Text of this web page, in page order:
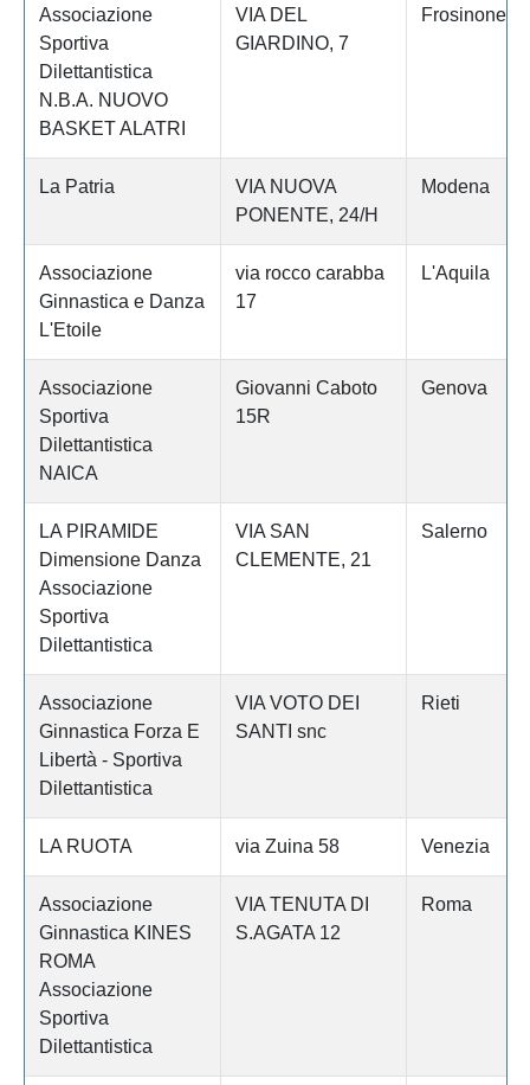
Associazione
Sportiva
Dilettantistica
N.B.A. NUOVO
BASKET ALATRI
VIA DEL
GIARDINO, 7
Frosinone
La Patria
VIA NUOVA
PONENTE, 24/H
Modena
Associazione
Ginnastica e Danza
L'Etoile
via rocco carabba
17
L'Aquila
Associazione
Sportiva
Dilettantistica
NAICA
Giovanni Caboto
15R
Genova
LA PIRAMIDE
Dimensione Danza
Associazione
Sportiva
Dilettantistica
VIA SAN
CLEMENTE, 21
Salerno
Associazione
Ginnastica Forza E
Libertà - Sportiva
Dilettantistica
VIA VOTO DEI
SANTI snc
Rieti
LA RUOTA via Zuina 58 Venezia
Associazione
Ginnastica KINES
ROMA
Associazione
Sportiva
Dilettantistica
VIA TENUTA DI
S.AGATA 12
Roma